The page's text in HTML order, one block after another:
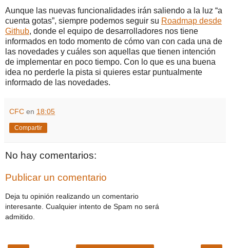
Aunque las nuevas funcionalidades irán saliendo a la luz “a
cuenta gotas”, siempre podemos seguir su Roadmap desde
Github, donde el equipo de desarrolladores nos tiene
informados en todo momento de cómo van con cada una de
las novedades y cuáles son aquellas que tienen intención
de implementar en poco tiempo. Con lo que es una buena
idea no perderle la pista si quieres estar puntualmente
informado de las novedades.
CFC en 18:05
Compartir
No hay comentarios:
Publicar un comentario
Deja tu opinión realizando un comentario
interesante. Cualquier intento de Spam no será
admitido.